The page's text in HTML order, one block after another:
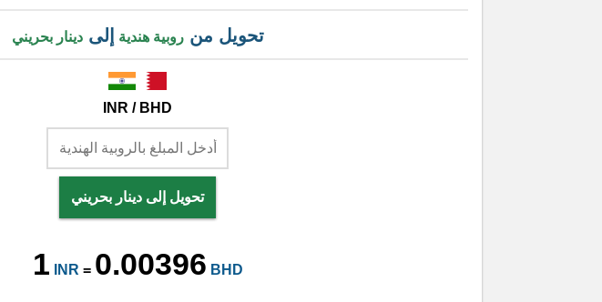
تحويل منروبية هندية إلىدينار بحريني
INR / BHD
تحويل إلى دينار بحريني
1 INR = 0.00396 BHD